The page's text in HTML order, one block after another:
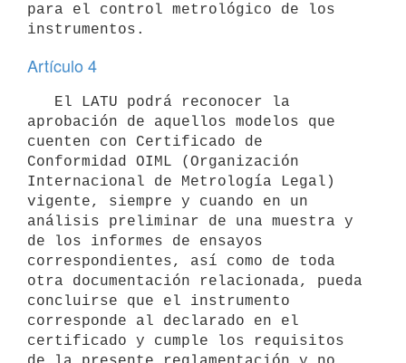
para el control metrológico de los
Artículo 4
aprobación de aquellos modelos que
cuenten con Certificado de
Conformidad OIML (Organización
Internacional de Metrología Legal)
vigente, siempre y cuando en un
análisis preliminar de una muestra y
de los informes de ensayos
correspondientes, así como de toda
otra documentación relacionada, pueda
concluirse que el instrumento
corresponde al declarado en el
certificado y cumple los requisitos